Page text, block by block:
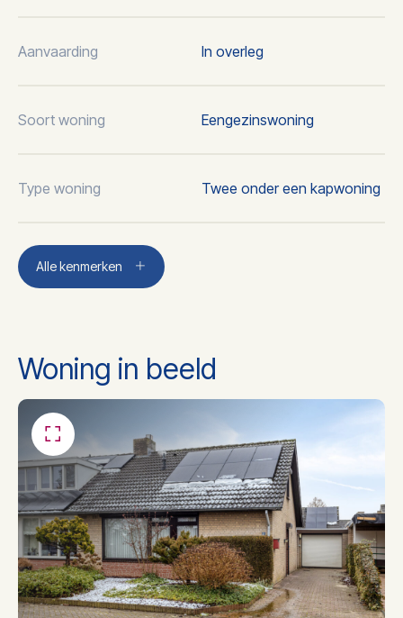
Aanvaarding In overleg
Soort woning Eengezinswoning
Type woning Twee onder een kapwoning
Aantal kamers
Badkamer voorzieningen Douche, wastafel
Isolatie Vloerisolatie, dubbel glas
Soort Verwarming Cv ketel
Alle kenmerken
Woning in beeld